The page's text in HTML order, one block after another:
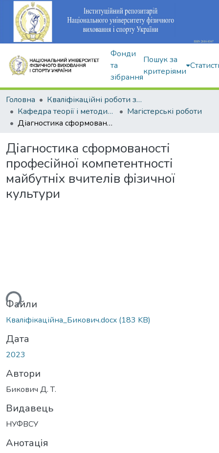
Фонди
та
зібрання
Пошук за
критеріями
Головна
Кваліфікаційні роботи здобувачів вищої освіти
Кафедра теорії і методики фізичного виховання
Магістерські роботи
Діагностика сформованості професійної компетентності майбутніх вчителів фізичної культури
Діагностика сформованості
професійної компетентності
майбутніх вчителів фізичної
культури
Файли
Кваліфікаційна_Бикович.docx (183 KB)
Дата
2023
Автори
Бикович Д. Т.
Видавець
НУФВСУ
Анотація